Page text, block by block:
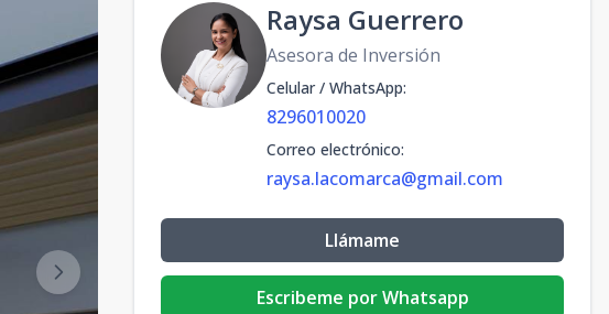
Raysa Guerrero
Asesora de Inversión
Celular / WhatsApp:
8296010020
Correo electrónico:
raysa.lacomarca@gmail.com
Llámame
Escribeme por Whatsapp